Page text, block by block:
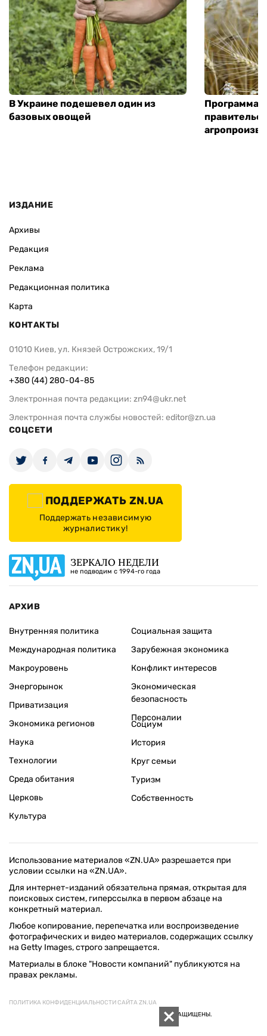
В Украине подешевел один из
базовых овощей
Программа
ИЗДАНИЕ
Архивы
Редакция
Реклама
Редакционная политика
Карта
КОНТАКТЫ
01010 Киев, ул. Князей Острожских, 19/1
Телефон редакции:
+380 (44) 280-04-85
Электронная почта редакции: zn94@ukr.net
Электронная почта службы новостей: editor@zn.ua
СОЦСЕТИ
ПОДДЕРЖАТЬ ZN.UA
Поддержать независимую
журналистику!
ЗЕРКАЛО НЕДЕЛИ
не подводим с 1994-го года
АРХИВ
Внутренняя политика
Международная политика
Макроуровень
Энергорынок
Приватизация
Экономика регионов
Социальная защита
Зарубежная экономика
Конфликт интересов
Экономическая
безопасность
Персоналии
Наука
Технологии
Среда обитания
Церковь
Культура
Социум
История
Круг семьи
Туризм
Собственность
Использование материалов «ZN.UA» разрешается при
условии ссылки на «ZN.UA».
Для интернет-изданий обязательна прямая, открытая для
поисковых систем, гиперссылка в первом абзаце на
конкретный материал.
Любое копирование, перепечатка или воспроизведение
фотографических и видео материалов, содержащих ссылку
на Getty Images, строго запрещается.
Материалы в блоке "Новости компаний" публикуются на
правах рекламы.
ПОЛИТИКА КОНФИДЕНЦИАЛЬНОСТИ САЙТА ZN.UA
© 1994–2026 «ЗЕРКАЛО НЕДЕЛИ. УКРАИНА». ВСЕ ПРАВА ЗАЩИЩЕНЫ.